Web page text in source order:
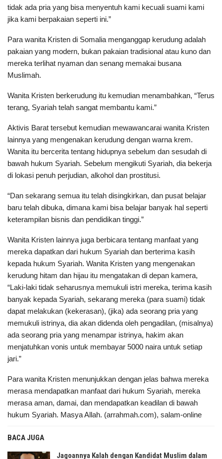
tidak ada pria yang bisa menyentuh kami kecuali suami kami
jika kami berpakaian seperti ini.”
Para wanita Kristen di Somalia menganggap kerudung adalah
pakaian yang modern, bukan pakaian tradisional atau kuno dan
mereka terlihat nyaman dan senang memakai busana
Muslimah.
Wanita Kristen berkerudung itu kemudian menambahkan, “Terus
terang, Syariah telah sangat membantu kami.”
Aktivis Barat tersebut kemudian mewawancarai wanita Kristen
lainnya yang mengenakan kerudung dengan warna krem.
Wanita itu bercerita tentang hidupnya sebelum dan sesudah di
bawah hukum Syariah. Sebelum mengikuti Syariah, dia bekerja
di lokasi penuh perjudian, alkohol dan prostitusi.
“Dan sekarang semua itu telah disingkirkan, dan pusat belajar
baru telah dibuka, dimana kami bisa belajar banyak hal seperti
keterampilan bisnis dan pendidikan tinggi.”
Wanita Kristen lainnya juga berbicara tentang manfaat yang
mereka dapatkan dari hukum Syariah dan berterima kasih
kepada hukum Syariah. Wanita Kristen yang mengenakan
kerudung hitam dan hijau itu mengatakan di depan kamera,
“Laki-laki tidak seharusnya memukuli istri mereka, terima kasih
banyak kepada Syariah, sekarang mereka (para suami) tidak
dapat melakukan (kekerasan), (jika) ada seorang pria yang
memukuli istrinya, dia akan didenda oleh pengadilan, (misalnya)
ada seorang pria yang menampar istrinya, hakim akan
menjatuhkan vonis untuk membayar 5000 naira untuk setiap
jari.”
Para wanita Kristen menunjukkan dengan jelas bahwa mereka
merasa mendapatkan manfaat dari hukum Syariah, mereka
merasa aman, damai, dan mendapatkan keadilan di bawah
hukum Syariah. Masya Allah. (arrahmah.com), salam-online
BACA JUGA
Jagoannya Kalah dengan Kandidat Muslim dalam